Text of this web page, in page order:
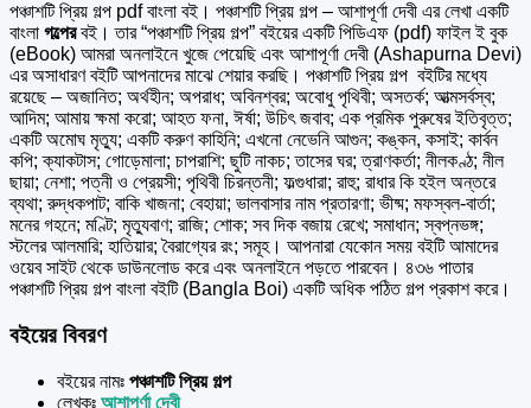
পঞ্চাশটি প্রিয় গল্প pdf বাংলা বই। পঞ্চাশটি প্রিয় গল্প – আশাপূর্ণা দেবী এর লেখা একটি
বাংলা গল্পেরবই। তার “পঞ্চাশটি প্রিয় গল্প” বইয়ের একটি পিডিএফ (pdf) ফাইল ই বুক
(eBook) আমরা অনলাইনে খুজে পেয়েছি এবং আশাপূর্ণা দেবী (Ashapurna Devi)
এর অসাধারণ বইটি আপনাদের মাঝে শেয়ার করছি। পঞ্চাশটি প্রিয় গল্প বইটির মধ্যে
রয়েছে – অজানিত; অর্থহীন; অপরাধ; অবিনশ্বর; অবোধু পৃথিবী; অসতর্ক; আত্মসর্বস্ব;
আদিম; আমায় ক্ষমা করো; আহত ফনা, ঈর্ষা; উচিৎ জবাব; এক প্রমিক পুরুষের ইতিবৃত্ত;
একটি অমোঘ মৃত্যু; একটি করুণ কাহিনি; এখনো নেভেনি আগুন; কঙ্কন, কসাই; কার্বন
কপি; ক্যাকটাস; গোড়েমালা; চাপরাশি; ছুটি নাকচ; তাসের ঘর; ত্রাণকর্তা; নীলকণ্ঠ; নীল
ছায়া; নেশা; পত্নী ও প্রেয়সী; পৃথিবী চিরন্তনী; ফল্গুধারা; রাহু; রাধার কি হইল অন্তরে
ব্যথা; রুদ্ধকপাট; বাকি খাজনা; বেহায়া; ভালবাসার নাম প্রতারণা; ভীষ্ম; মফস্বল-বার্তা;
মনের গহনে; মণ্টি; মৃত্যুবাণ; রাজি; শোক; সব দিক বজায় রেখে; সমাধান; স্বপ্নভঙ্গ;
স্টলের আলমারি; হাতিয়ার; বৈরাগ্যের রং; সমূহ। আপনারা যেকোন সময় বইটি আমাদের
ওয়েব সাইট থেকে ডাউনলোড করে এবং অনলাইনে পড়তে পারবেন। ৪৩৬ পাতার
পঞ্চাশটি প্রিয় গল্প বাংলা বইটি (Bangla Boi) একটি অধিক পঠিত গল্প প্রকাশ করে।
বইয়ের বিবরণ
বইয়ের নামঃ পঞ্চাশটি প্রিয় গল্প
লেখকঃ আশাপূর্ণা দেবী